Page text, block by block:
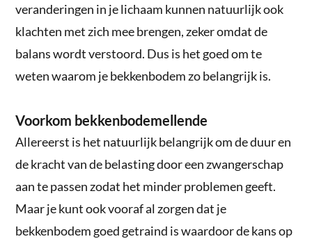
veranderingen in je lichaam kunnen natuurlijk ook
klachten met zich mee brengen, zeker omdat de
balans wordt verstoord. Dus is het goed om te
weten waarom je bekkenbodem zo belangrijk is.
Voorkom bekkenbodemellende
Allereerst is het natuurlijk belangrijk om de duur en
de kracht van de belasting door een zwangerschap
aan te passen zodat het minder problemen geeft.
Maar je kunt ook vooraf al zorgen dat je
bekkenbodem goed getraind is waardoor de kans op